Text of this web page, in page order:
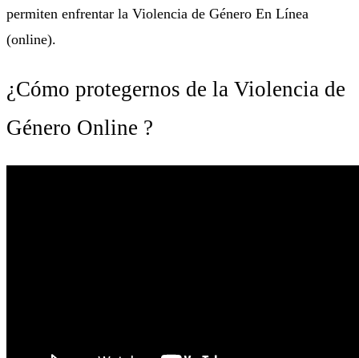
permiten enfrentar la Violencia de Género En Línea
(online).
¿Cómo protegernos de la Violencia de
Género Online ?